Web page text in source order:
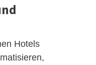
Hotels